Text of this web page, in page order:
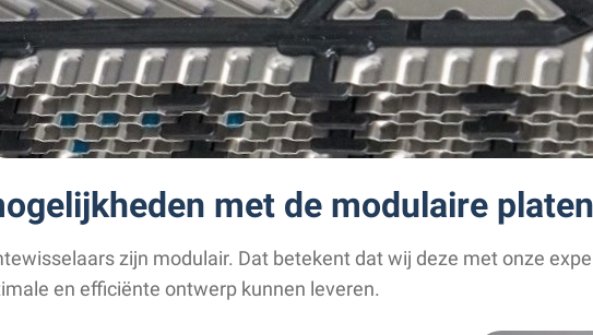
met de modulaire
zijn modulair. Dat betekent dat wij deze met onze
en efficiënte ontwerp kunnen leveren.